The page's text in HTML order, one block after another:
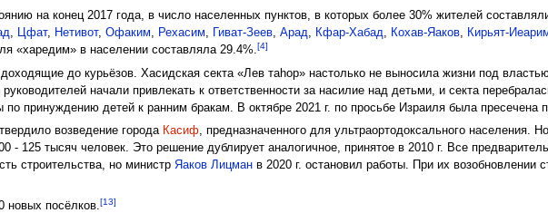
на конец 2017 года, в число населенных пунктов, в которых более 30% жителей
, Цфат, Нетивот,Офаким, Рехасим, Гиват-Зеев,Арад, Кфар-Хабад, Кохав-Яаков, Кирьят-
«харедим» в населении составляла 29.4%.[4]
до курьёзов. Хасидская секта «Лев таhор» настолько не выносила жизни под
начали привлекать к ответственности за насилие над детьми, и секта
по принуждению детей к ранним бракам. В октябре 2021 г. по просьбе Израиля была пресечена
возведение города Касиф, предназначенного для ультраортодоксального населения.
- 125 тысяч человек. Это решение дублирует аналогичное, принятое в 2010 г. Все
строительства, но министрЯаков Лицман в 2020 г. остановил работы. При их возобновлении
новых посёлков.[13]